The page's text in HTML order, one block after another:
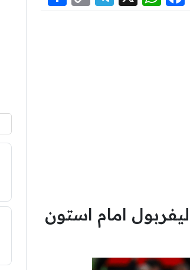
Link
امام استون